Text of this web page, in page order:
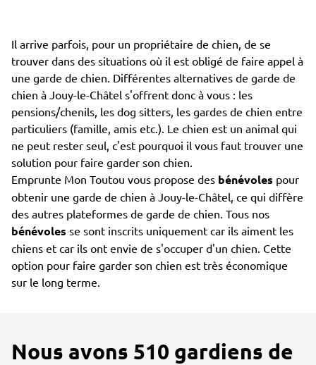
Il arrive parfois, pour un propriétaire de chien, de se
trouver dans des situations où il est obligé de faire appel à
une garde de chien. Différentes alternatives de garde de
chien à Jouy-le-Châtel s'offrent donc à vous : les
pensions/chenils, les dog sitters, les gardes de chien entre
particuliers (famille, amis etc.). Le chien est un animal qui
ne peut rester seul, c'est pourquoi il vous faut trouver une
solution pour faire garder son chien.
Emprunte Mon Toutou vous propose des bénévoles pour
obtenir une garde de chien à Jouy-le-Châtel, ce qui diffère
des autres plateformes de garde de chien. Tous nos
bénévoles se sont inscrits uniquement car ils aiment les
chiens et car ils ont envie de s'occuper d'un chien. Cette
option pour faire garder son chien est très économique
sur le long terme.
Nous avons 510 gardiens de